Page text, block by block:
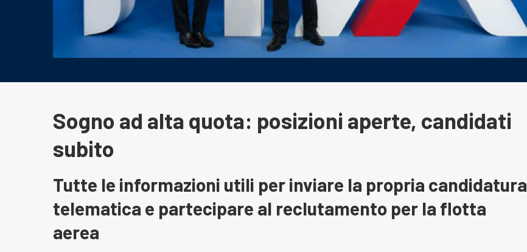
Sogno ad alta quota: posizioni aperte, candidati
subito
Tutte le informazioni utili per inviare la propria candidatura
telematica e partecipare al reclutamento per la flotta
aerea